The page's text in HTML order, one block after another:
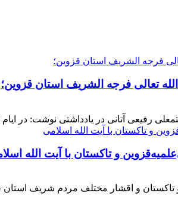
تعالی فرجه الشریف استان قزوین؛
رفیعی آتانی در یادداشتی نوشت: در
و تاکستان با آیت الله
و تاکستان و اقشار مختلف مردم شریف